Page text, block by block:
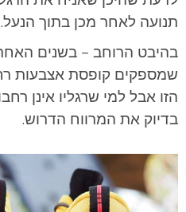
תנועה לאחר מכן בתוך הנעל.
בהיבט הרוחב – בשנים
שמספקים קופסת אצבעות
הזו אבל למי שרגליו אינן
בדיוק את המרווח הדרוש.